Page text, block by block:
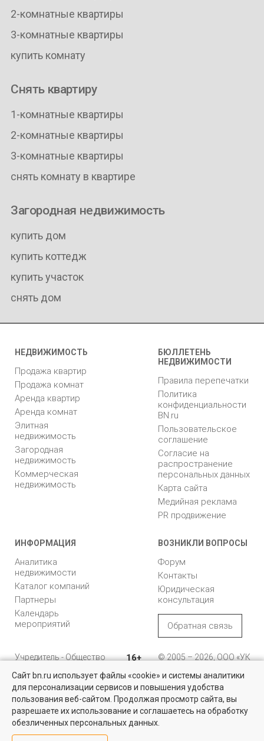
Коммерческая недвижимость
Проверенные объекты под различные цели в Санкт-Петербурге и
Ленинградской области
2-комнатные квартиры
3-комнатные квартиры
купить комнату
Снять квартиру
1-комнатные квартиры
2-комнатные квартиры
3-комнатные квартиры
снять комнату в квартире
Загородная недвижимость
купить дом
купить коттедж
купить участок
снять дом
НЕДВИЖИМОСТЬ
Продажа квартир
Продажа комнат
Аренда квартир
Аренда комнат
Элитная
недвижимость
Загородная
недвижимость
Коммерческая
недвижимость
БЮЛЛЕТЕНЬ
НЕДВИЖИМОСТИ
Правила перепечатки
Политика
конфиденциальности
BN.ru
Пользовательское
соглашение
Согласие на
распространение
персональных данных
Карта сайта
Медийная реклама
PR продвижение
ИНФОРМАЦИЯ
Аналитика
недвижимости
Каталог компаний
Партнеры
Календарь
мероприятий
ВОЗНИКЛИ ВОПРОСЫ
Форум
Контакты
Юридическая
консультация
Обратная связь
Учредитель - Общество
ответственностью
"Управляющая
компания "Бюллетень
недвижимости"
16+
© 2005 – 2026, ООО «УК
196105, Санкт-
Петербург, пр. Юрия
Гагарина, 1
8 (812) 331-93-56
Сайт bn.ru использует файлы «cookie» и системы аналитики
для персонализации сервисов и повышения удобства
пользования веб-сайтом. Продолжая просмотр сайта, вы
разрешаете их использование и соглашаетесь на обработку
обезличенных персональных данных.